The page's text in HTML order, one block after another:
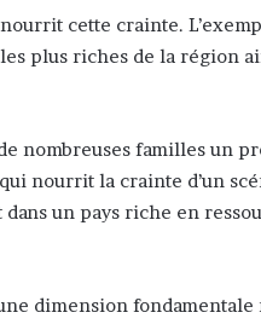
cette crainte.
plus riches de la région
nombreuses familles un
nourrit la crainte d’un
dans un pays riche en
dimension fondamentale